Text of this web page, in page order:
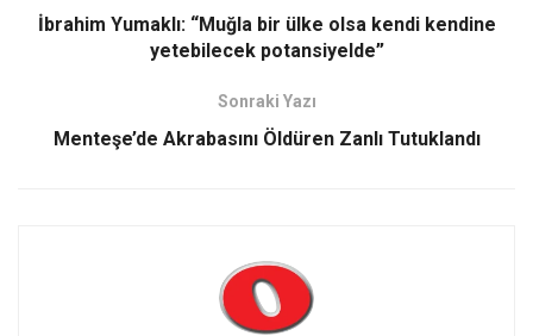
İbrahim Yumaklı: “Muğla bir ülke olsa kendi kendine
yetebilecek potansiyelde”
Sonraki Yazı
Menteşe’de Akrabasını Öldüren Zanlı Tutuklandı